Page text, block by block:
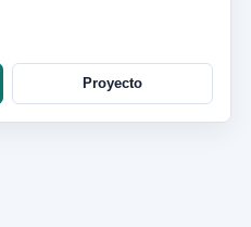
Proyecto